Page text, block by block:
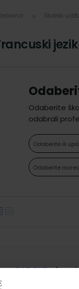
Školski
jezik
Odaberite
odabrali
Odaberite ili
Odaberite razred
CAP SUR... 1;